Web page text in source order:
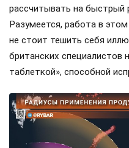
рассчитывать на быстрый
Разумеется, работа в
не стоит тешить себя
британских специалистов
таблеткой», способной